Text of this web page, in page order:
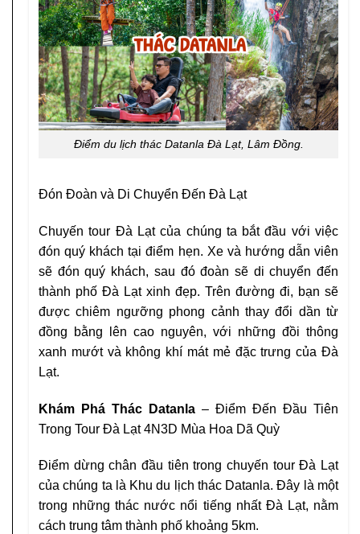
Điểm du lịch thác Datanla Đà Lạt, Lâm Đồng.
Đón Đoàn và Di Chuyển Đến Đà Lạt
Chuyến tour Đà Lạt của chúng ta bắt đầu với việc
đón quý khách tại điểm hẹn. Xe và hướng dẫn viên
sẽ đón quý khách, sau đó đoàn sẽ di chuyển đến
thành phố Đà Lạt xinh đẹp. Trên đường đi, bạn sẽ
được chiêm ngưỡng phong cảnh thay đổi dần từ
đồng bằng lên cao nguyên, với những đồi thông
xanh mướt và không khí mát mẻ đặc trưng của Đà
Lạt.
Khám Phá Thác Datanla – Điểm Đến Đầu Tiên
Trong Tour Đà Lạt 4N3D Mùa Hoa Dã Quỳ
Điểm dừng chân đầu tiên trong chuyến tour Đà Lạt
của chúng ta là Khu du lịch thác Datanla. Đây là một
trong những thác nước nổi tiếng nhất Đà Lạt, nằm
cách trung tâm thành phố khoảng 5km.